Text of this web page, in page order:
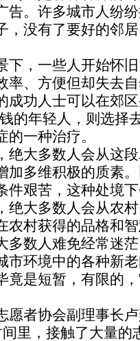
告。许多城市人纷
，没有了要好的邻
，一些人开始怀旧
率、方便但却失去
成功人士可以在郊
的年轻人，则选择
的一种治疗。
大多数人会从这段
加多维积极的质素
件艰苦，这种处境
绝大多数人会从农
村获得的品格和智
多数人难免经常迷
市环境中的各种新
是短暂，有限的，
者协会副理事长卢
里，接触了大量的